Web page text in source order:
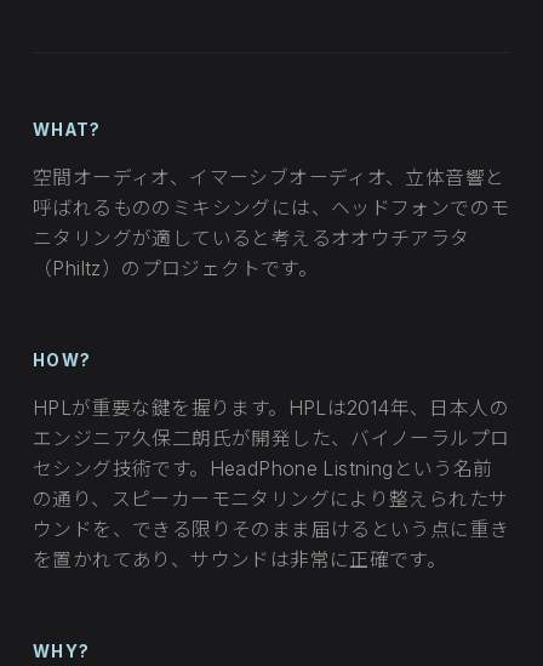
WHAT?
空間オーディオ、イマーシブオーディオ、立体音響と
呼ばれるもののミキシングには、ヘッドフォンでのモ
ニタリングが適していると考えるオオウチアラタ
（Philtz）のプロジェクトです。
HOW?
HPLが重要な鍵を握ります。HPLは2014年、日本人の
エンジニア久保二朗氏が開発した、バイノーラルプロ
セシング技術です。HeadPhone Listningという名前
の通り、スピーカーモニタリングにより整えられたサ
ウンドを、できる限りそのまま届けるという点に重き
を置かれてあり、サウンドは非常に正確です。
WHY?